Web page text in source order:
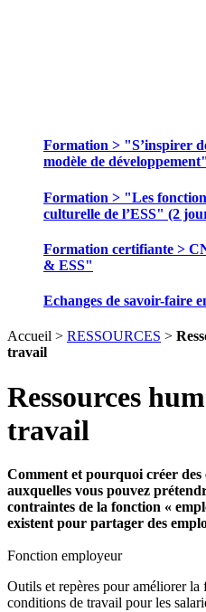
Formation > "S’inspirer
modèle de
Formation > "Les
culturelle de l’ESS" (2
Formation certifiante >
& ESS"
Echanges de savoir-faire
Accueil > RESSOURCES >
travail
Ressources
travail
Comment et pourquoi créer des
auxquelles vous pouvez
contraintes de la fonction «
existent pour partager des
Fonction employeur
Outils et repères pour améliorer
conditions de travail pour les